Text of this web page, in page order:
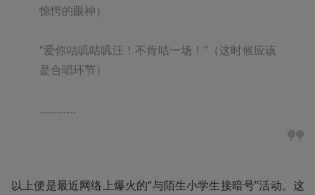
惊愕的眼神）
“爱你咕叽咕叽汪！不肯咕一场！”（这时候应该
是合唱环节）
…………
以上便是最近网络上爆火的“与陌生小学生接暗号”活动。这